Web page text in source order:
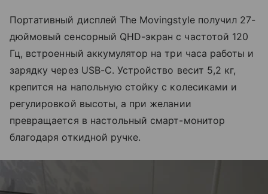
Портативный дисплей The Movingstyle получил 27-
дюймовый сенсорный QHD-экран с частотой 120
Гц, встроенный аккумулятор на три часа работы и
зарядку через USB-C. Устройство весит 5,2 кг,
крепится на напольную стойку с колесиками и
регулировкой высоты, а при желании
превращается в настольный смарт-монитор
благодаря откидной ручке.